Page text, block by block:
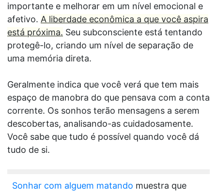
importante e melhorar em um nível emocional e
afetivo. A liberdade econômica a que você aspira
está próxima. Seu subconsciente está tentando
protegê-lo, criando um nível de separação de
uma memória direta.
Geralmente indica que você verá que tem mais
espaço de manobra do que pensava com a conta
corrente. Os sonhos terão mensagens a serem
descobertas, analisando-as cuidadosamente.
Você sabe que tudo é possível quando você dá
tudo de si.
Sonhar com alguem matando muestra que